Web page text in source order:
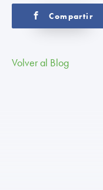
Compartir
Volver al Blog